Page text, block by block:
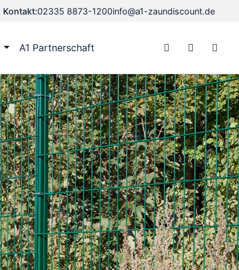
Kontakt:02335 8873-1200info@a1-zaundiscount.de
A1 Partnerschaft